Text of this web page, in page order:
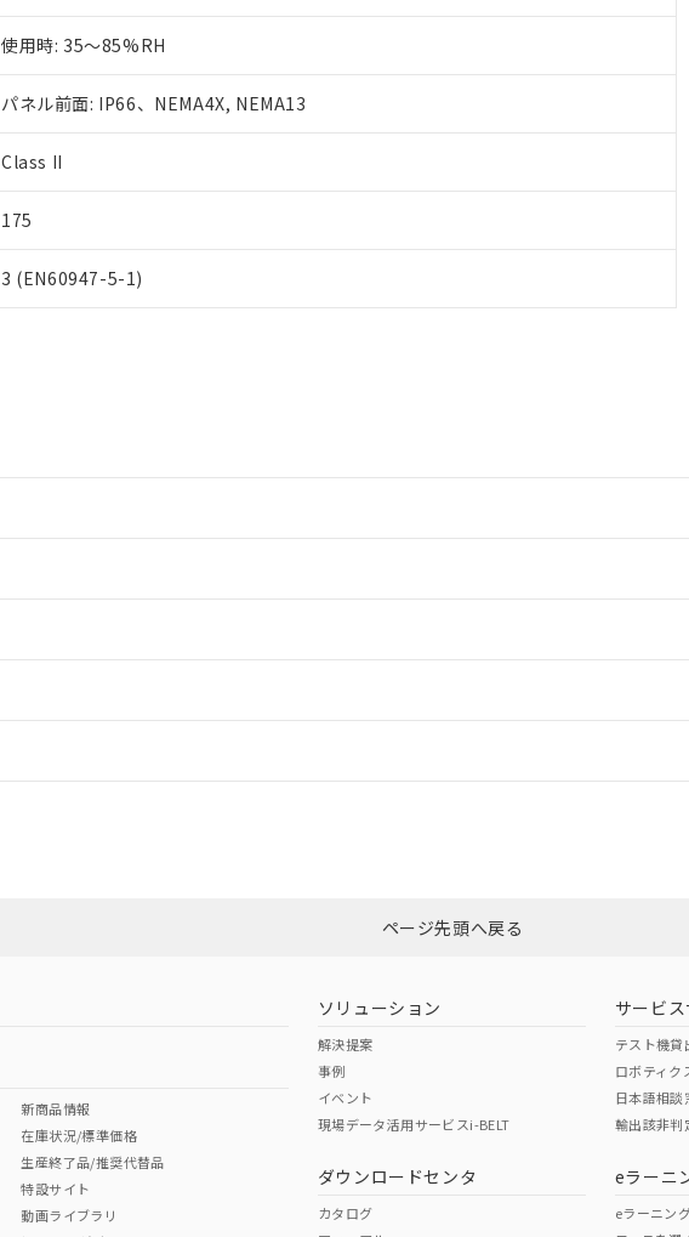
使用時: 35～85%RH
パネル前面: IP66、NEMA4X, NEMA13
Class II
175
3 (EN60947-5-1)
ダウンロードはこちら
Cr(VI)
ページ先頭へ戻る
新商品情報
在庫状況/標準価格
生産終了品/推奨代替品
特設サイト
動画ライブラリ
ソリューション
解決提案
事例
イベント
現場データ活用サービスi-BELT
ダウンロードセンタ
カタログ
サービ
テスト機貸
ロボティク
日本語相談
輸出該非判
eラーニ
eラーニン